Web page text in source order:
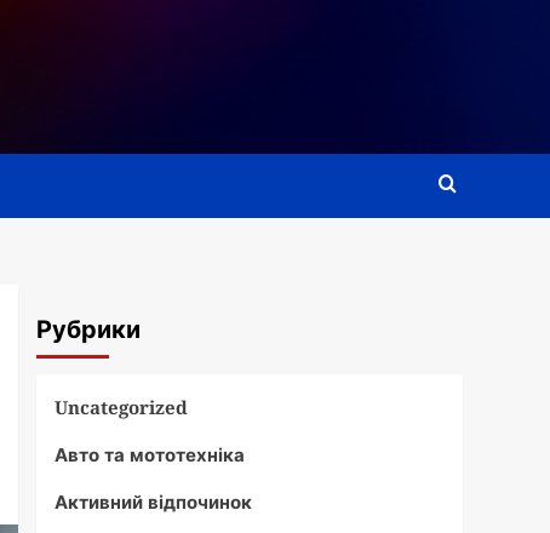
Рубрики
Uncategorized
Авто та мототехніка
Активний відпочинок